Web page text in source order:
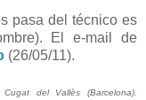
pasa del técnico es
El e-mail de
(26/05/11).
del Vallès (Barcelona).